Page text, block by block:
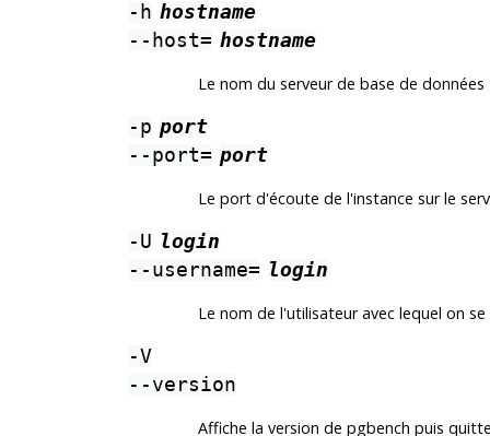
-h hostname
--host= hostname
Le nom du serveur de base de données
-p port
--port= port
Le port d'écoute de l'instance sur le
-U login
--username= login
Le nom de l'utilisateur avec lequel on
-V
--version
Affiche la version de pgbench puis